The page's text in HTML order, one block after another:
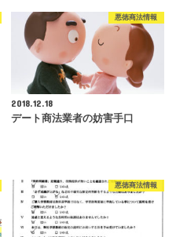
悪徳商法情報
2018.12.18
デート商法業者の妨害手口
悪徳商法情報